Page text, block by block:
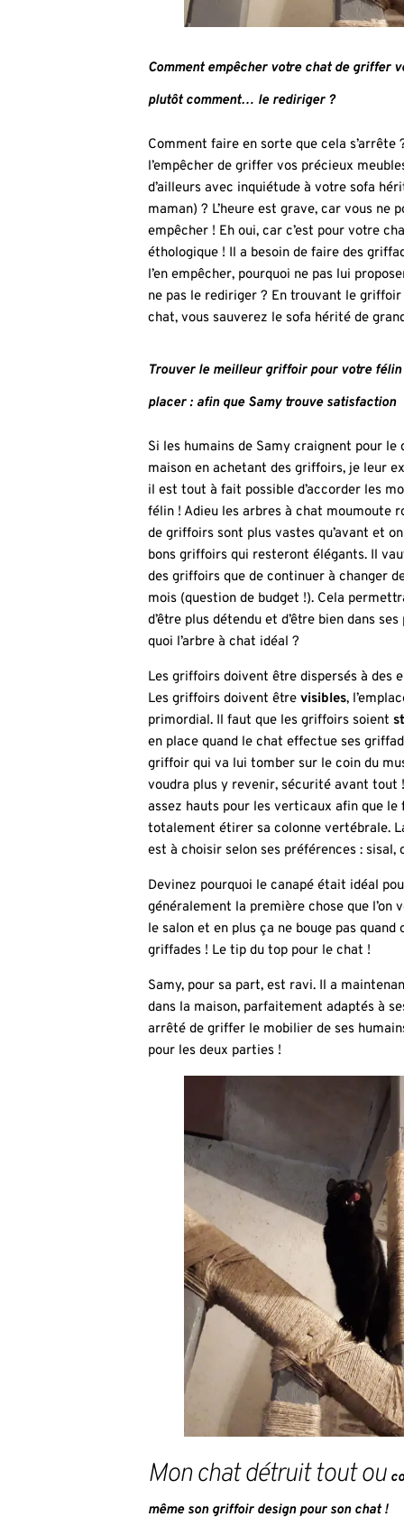
Comment empêcher votre chat de griffer
plutôt comment… le rediriger ?
Comment faire en sorte que cela s’arrête
l’empêcher de griffer vos précieux
d’ailleurs avec inquiétude à votre sofa
maman) ? L’heure est grave, car vous ne
empêcher ! Eh oui, car c’est pour votre
éthologique ! Il a besoin de faire des
l’en empêcher, pourquoi ne pas lui
ne pas le rediriger ? En trouvant le
chat, vous sauverez le sofa hérité de
Trouver le meilleur griffoir pour votre félin
placer : afin que Samy trouve satisfaction
Si les humains de Samy craignent pour le
maison en achetant des griffoirs, je leur
il est tout à fait possible d’accorder les
félin ! Adieu les arbres à chat moumoute
de griffoirs sont plus vastes qu’avant et
bons griffoirs qui resteront élégants. Il
des griffoirs que de continuer à changer
mois (question de budget !). Cela
d’être plus détendu et d’être bien dans ses
quoi l’arbre à chat idéal ?
Les griffoirs doivent être dispersés à des
Les griffoirs doivent être visibles,
primordial. Il faut que les griffoirs soient
en place quand le chat effectue ses
griffoir qui va lui tomber sur le coin du
voudra plus y revenir, sécurité avant tout
assez hauts pour les verticaux afin que le
totalement étirer sa colonne vertébrale.
est à choisir selon ses préférences : sisal,
Devinez pourquoi le canapé était idéal
généralement la première chose que l’on
le salon et en plus ça ne bouge pas quand
griffades ! Le tip du top pour le chat !
Samy, pour sa part, est ravi. Il a
dans la maison, parfaitement adaptés à
arrêté de griffer le mobilier de ses
pour les deux parties !
Mon chat détruit tout ou
même son griffoir design pour son chat !